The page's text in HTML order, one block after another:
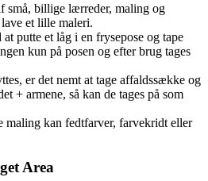
små, billige lærreder, maling og
et lille maleri.
putte et låg i en frysepose og tape
kun på posen og efter brug tages
er det nemt at tage affaldssække og
+ armene, så kan de tages på som
maling kan fedtfarver, farvekridt eller
Area